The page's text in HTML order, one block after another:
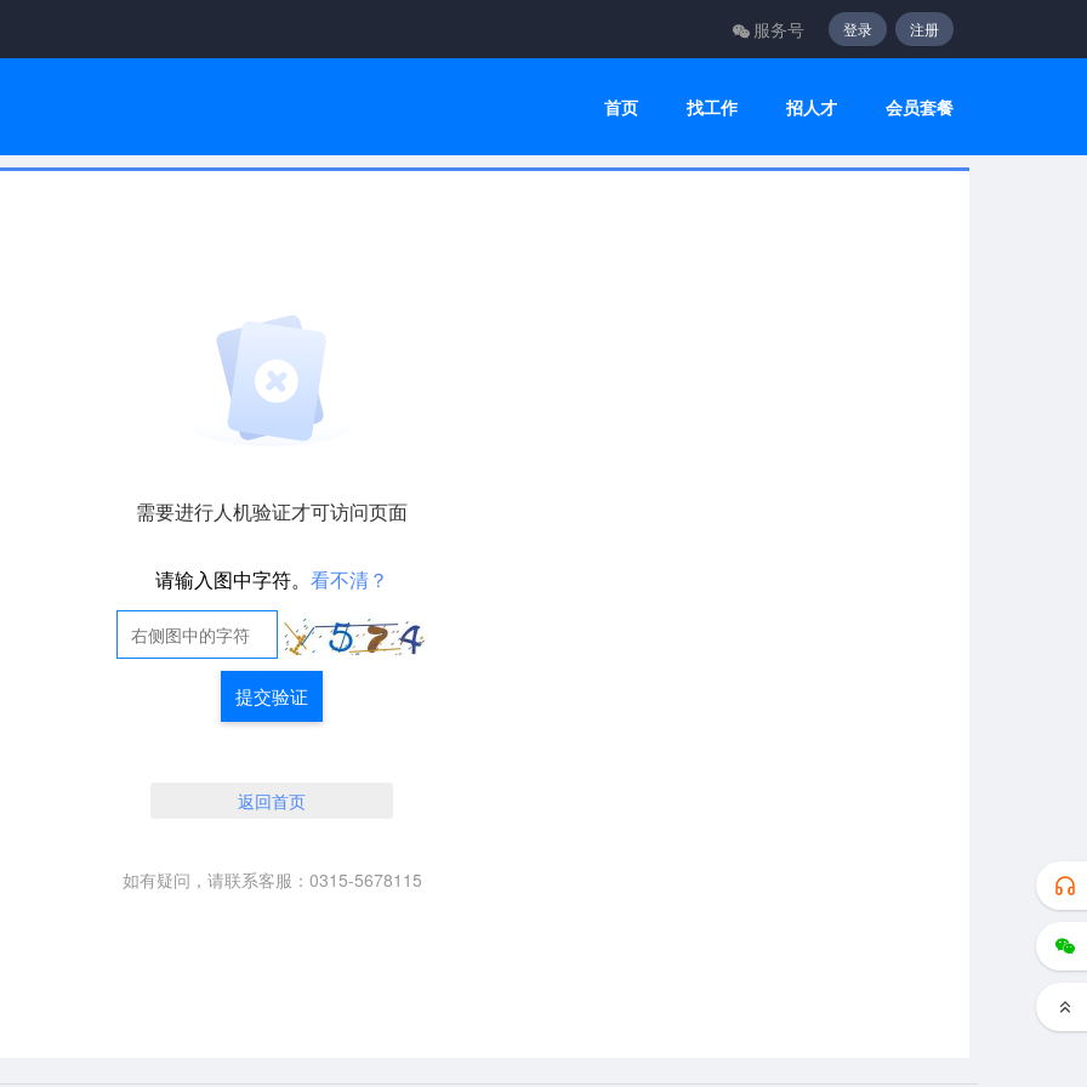
服务号 登录 注册
首页 找工作 招人才 会员套餐
需要进行人机验证才可访问页面
请输入图中字符。 看不清？
提交验证
返回首页
如有疑问，请联系客服：0315-5678115